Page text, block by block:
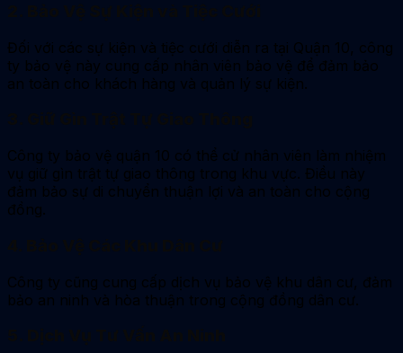
Đối với các sự kiện và tiệc cưới diễn ra tại Quận 10, công
ty bảo vệ này cung cấp nhân viên bảo vệ để đảm bảo
an toàn cho khách hàng và quản lý sự kiện.
Công ty bảo vệ quận 10 có thể cử nhân viên làm nhiệm
vụ giữ gìn trật tự giao thông trong khu vực. Điều này
đảm bảo sự di chuyển thuận lợi và an toàn cho cộng
đồng.
Công ty cũng cung cấp dịch vụ bảo vệ khu dân cư, đảm
bảo an ninh và hòa thuận trong cộng đồng dân cư.